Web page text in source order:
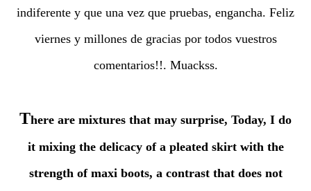
indiferente y que una vez que pruebas, engancha. Feliz
viernes y millones de gracias por todos vuestros
comentarios!!. Muackss.
There are mixtures that may surprise, Today, I do
it mixing the delicacy of a pleated skirt with the
strength of maxi boots, a contrast that does not